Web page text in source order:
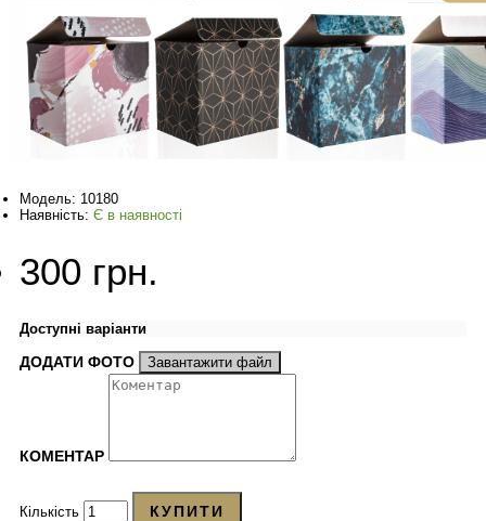
Модель: 10180
Наявність: Є в наявності
300 грн.
Доступні варіанти
ДОДАТИ ФОТО Завантажити файл
КОМЕНТАР
Кількість КУПИТИ